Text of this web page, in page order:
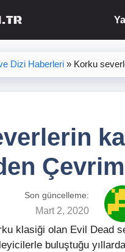
Dizi Haberleri» Korku
Son güncelleme:
Mart 2, 2020
klasiği olan Evil Dead
buluştuğu